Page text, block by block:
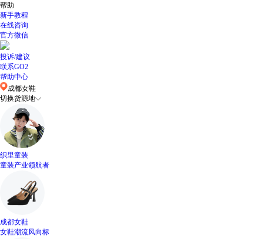
帮助
新手教程
在线咨询
官方微信
投诉/建议
联系GO2
帮助中心
成都女鞋
切换货源地
织里童装
童装产业领航者
成都女鞋
女鞋潮流风向标